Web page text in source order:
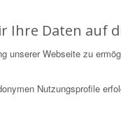
Ihre Daten auf
unserer Webseite zu
Nutzungsprofile